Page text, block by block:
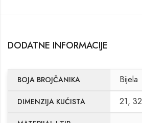
DODATNE INFORMACIJE
BOJA BROJČANIKA Bijela
DIMENZIJA KUĆISTA 21, 32